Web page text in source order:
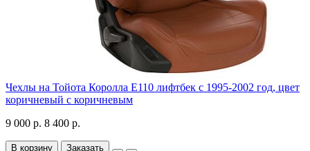
Чехлы на Тойота Королла Е110 лифтбек с 1995-2002 год, цвет
коричневый с коричневым
9 000 р. 8 400 р.
В корзину Заказать